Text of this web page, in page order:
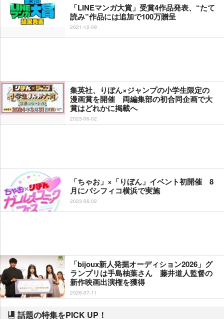
「LINEマンガ大賞」受賞4作品発表、“たて
読み”作品には追加で100万贈呈
2021-12-09
集英社、りぼん×ジャンプの小学生限定の
漫画賞を開催 両編集部の初合同企画で大
賞はどれかに掲載へ
2023-06-02
「ちゃお」×「りぼん」イベント初開催 8
月にパシフィコ横浜で実施
2023-06-02
「bijoux新人発掘オーディション2026」グ
ランプリは手島柚葉さん 藤井道人監督の
新作映画出演権を獲得
2026-07-11
話題の特集をPICK UP！